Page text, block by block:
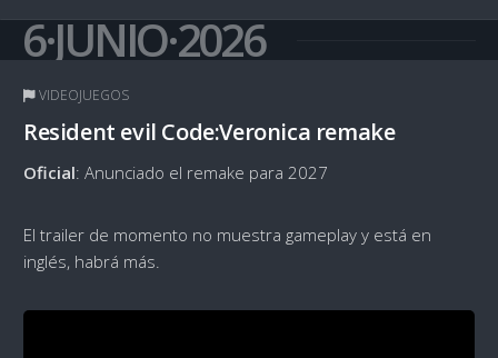
6·JUNIO·2026
VIDEOJUEGOS
Resident evil Code:Veronica remake
Oficial: Anunciado el remake para 2027
El trailer de momento no muestra gameplay y está en
inglés, habrá más.